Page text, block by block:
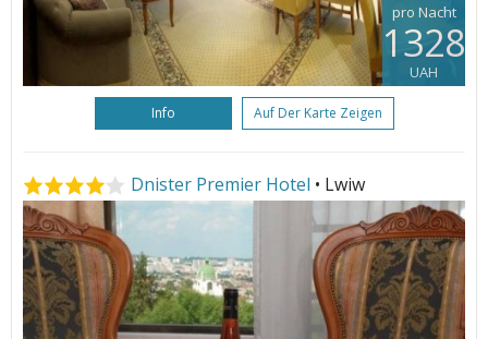
pro Nacht
1328
UAH
Info Auf Der Karte Zeigen
Dnister Premier Hotel • Lwiw